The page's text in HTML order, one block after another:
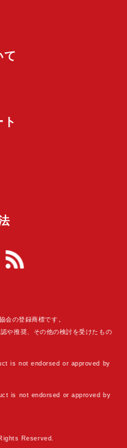
て
会の登録商標です。
や推奨、その他の検討を受けたもの
is not endorsed or approved by
is not endorsed or approved by
Reserved.